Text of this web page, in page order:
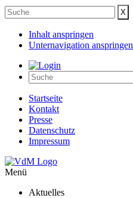
Inhalt anspringen
Unternavigation anspringen
Startseite
Kontakt
Presse
Datenschutz
Impressum
Menü
Aktuelles